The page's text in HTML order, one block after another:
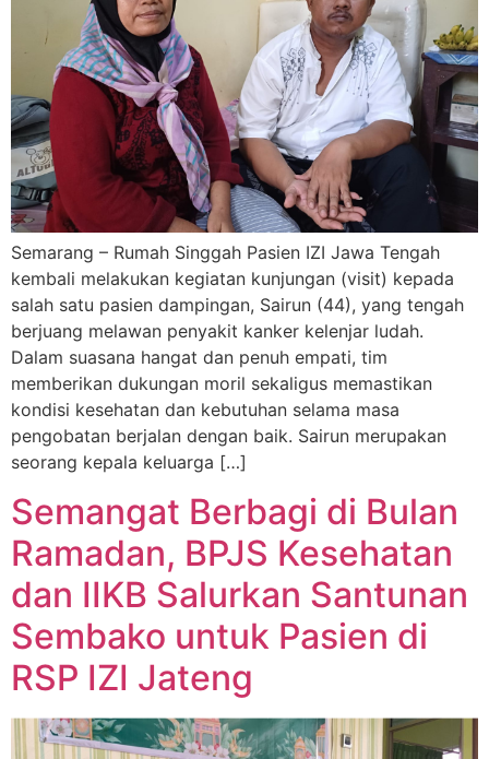
Semarang – Rumah Singgah Pasien IZI Jawa Tengah
kembali melakukan kegiatan kunjungan (visit) kepada
salah satu pasien dampingan, Sairun (44), yang tengah
berjuang melawan penyakit kanker kelenjar ludah.
Dalam suasana hangat dan penuh empati, tim
memberikan dukungan moril sekaligus memastikan
kondisi kesehatan dan kebutuhan selama masa
pengobatan berjalan dengan baik. Sairun merupakan
seorang kepala keluarga […]
Semangat Berbagi di Bulan
Ramadan, BPJS Kesehatan
dan IIKB Salurkan Santunan
Sembako untuk Pasien di
RSP IZI Jateng